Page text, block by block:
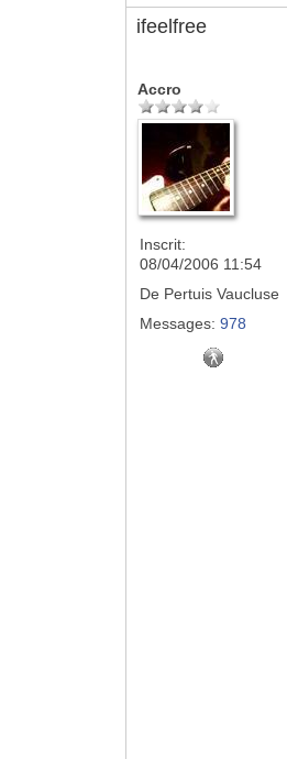
ifeelfree
Accro
Inscrit:
08/04/2006 11:54
De Pertuis Vaucluse
Messages: 978